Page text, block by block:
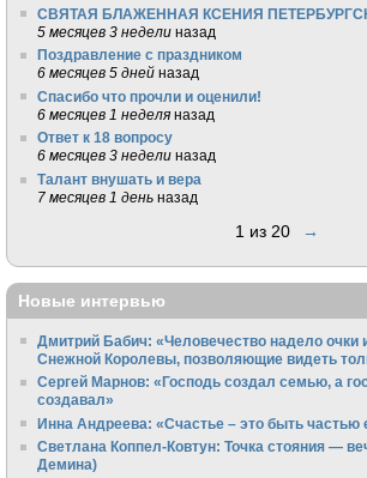
СВЯТАЯ БЛАЖЕННАЯ КСЕНИЯ
5 месяцев 3 недели назад
Поздравление с праздником
6 месяцев 5 дней назад
Спасибо что прочли и оценили!
6 месяцев 1 неделя назад
Ответ к 18 вопросу
6 месяцев 3 недели назад
Талант внушать и вера
7 месяцев 1 день назад
1 из 20 →
Новые интервью
Дмитрий Бабич: «Человечество надело очки
Снежной Королевы, позволяющие видеть
Сергей Марнов: «Господь создал семью, а
создавал»
Инна Андреева: «Счастье – это быть частью
Светлана Коппел-Ковтун: Точка стояния —
Демина)